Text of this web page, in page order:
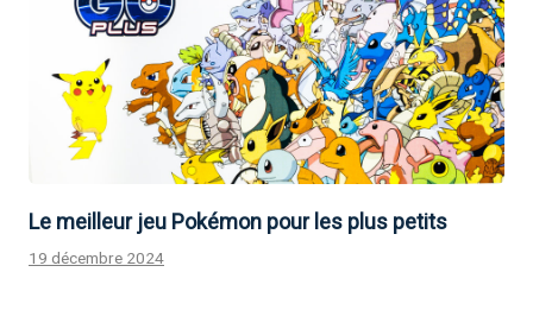
Le meilleur jeu Pokémon pour les plus petits
19 décembre 2024